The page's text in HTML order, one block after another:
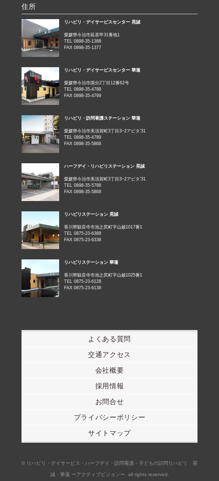
住所
リハビリ・デイサービスセンター 晃誠
愛媛県今治市延喜甲31番地1
TEL 0898-35-1388
FAX 0898-35-1377
リハビリ・デイサービスセンター 華蓮
愛媛県今治市国分2丁目12番62号
TEL 0898-35-4788
FAX 0898-35-4799
リハビリ・訪問看護ステーション 華蓮
愛媛県今治市美須賀町3丁目3−2アビタ’31
TEL 0898-35-4789
FAX 0898-35-5868
ハーフデイ・リハビリステーション 晃誠
愛媛県今治市美須賀町3丁目3−2アビタ’31
TEL 0898-35-5788
FAX 0898-35-5868
リハビリステーション 晃誠
香川県観音寺市池之尻町字山越1017番1
TEL 0875-23-6388
FAX 0875-23-6338
リハビリステーション 華蓮
香川県観音寺市池之尻町字山越1025番1
TEL 0875-23-6128
FAX 0875-23-6138
よくある質問
交通アクセス
会社概要
採用情報
お問合せ
プライバシーポリシー
サイトマップ
© リハビリ・デイサービス・ハーフデイ・訪問看護・子どもの訪問リハビリ 晃
誠・華蓮 ーアクティブビジョンー. all rights reserved.